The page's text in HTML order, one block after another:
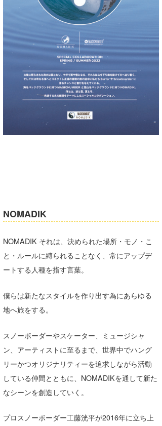
NOMADIK
NOMADIK それは、決められた場所・モノ・こ
と・ルールに縛られることなく、常にアップデ
ートする人種を指す言葉。
僕らは新たなスタイルを作り出す為にあらゆる
地へ旅をする。
スノーボーダーやスケーター、ミュージシャ
ン、アーティストに至るまで、世界中でハング
リーかつオリジナリティーを追求しながら活動
している仲間とともに、NOMADIKを通して新た
なシーンを創造していく。
プロスノーボーダー工藤洸平が2016年に立ち上